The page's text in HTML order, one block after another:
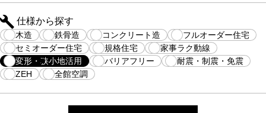
仕様から探す
木造 鉄骨造 コンクリート造
フルオーダー住宅
セミオーダー住宅
規格住宅
家事ラク動線
変形・狭小地活用
バリアフリー
耐震・制震・免震
ZEH
全館空調